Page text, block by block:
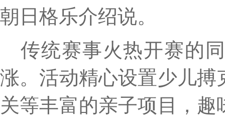
朝日格乐介绍说。
传统赛事火热开赛的
涨。活动精心设置少儿
关等丰富的亲子项目，